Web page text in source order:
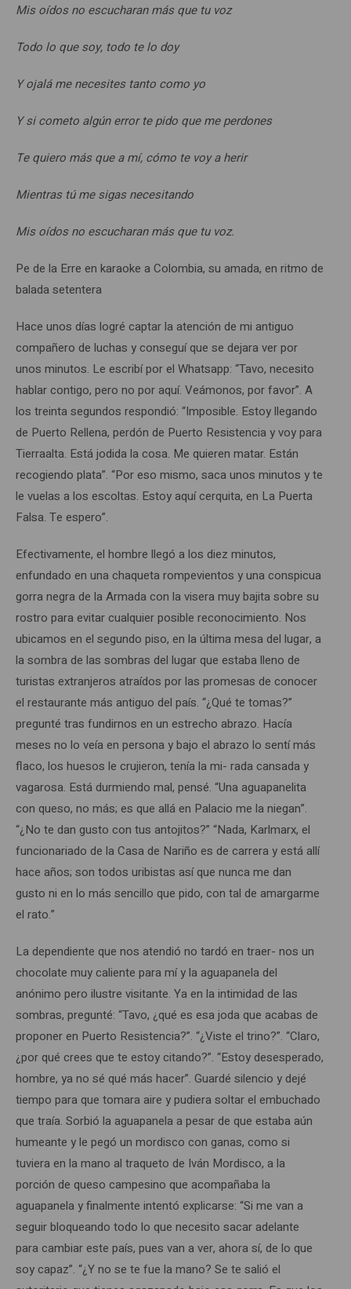
Mis oídos no escucharan más que tu voz
Todo lo que soy, todo te lo doy
Y ojalá me necesites tanto como yo
Y si cometo algún error te pido que me perdones
Te quiero más que a mí, cómo te voy a herir
Mientras tú me sigas necesitando
Mis oídos no escucharan más que tu voz.
Pe de la Erre en karaoke a Colombia, su amada, en ritmo de
balada setentera
Hace unos días logré captar la atención de mi antiguo
compañero de luchas y conseguí que se dejara ver por
unos minutos. Le escribí por el Whatsapp: “Tavo, necesito
hablar contigo, pero no por aquí. Veámonos, por favor”. A
los treinta segundos respondió: “Imposible. Estoy llegando
de Puerto Rellena, perdón de Puerto Resistencia y voy para
Tierraalta. Está jodida la cosa. Me quieren matar. Están
recogiendo plata”. “Por eso mismo, saca unos minutos y te
le vuelas a los escoltas. Estoy aquí cerquita, en La Puerta
Falsa. Te espero”.
Efectivamente, el hombre llegó a los diez minutos,
enfundado en una chaqueta rompevientos y una conspicua
gorra negra de la Armada con la visera muy bajita sobre su
rostro para evitar cualquier posible reconocimiento. Nos
ubicamos en el segundo piso, en la última mesa del lugar, a
la sombra de las sombras del lugar que estaba lleno de
turistas extranjeros atraídos por las promesas de conocer
el restaurante más antiguo del país. “¿Qué te tomas?”
pregunté tras fundirnos en un estrecho abrazo. Hacía
meses no lo veía en persona y bajo el abrazo lo sentí más
flaco, los huesos le crujieron, tenía la mi- rada cansada y
vagarosa. Está durmiendo mal, pensé. “Una aguapanelita
con queso, no más; es que allá en Palacio me la niegan”.
“¿No te dan gusto con tus antojitos?” “Nada, Karlmarx, el
funcionariado de la Casa de Nariño es de carrera y está allí
hace años; son todos uribistas así que nunca me dan
gusto ni en lo más sencillo que pido, con tal de amargarme
el rato.”
La dependiente que nos atendió no tardó en traer- nos un
chocolate muy caliente para mí y la aguapanela del
anónimo pero ilustre visitante. Ya en la intimidad de las
sombras, pregunté: “Tavo, ¿qué es esa joda que acabas de
proponer en Puerto Resistencia?”. “¿Viste el trino?”. “Claro,
¿por qué crees que te estoy citando?”. “Estoy desesperado,
hombre, ya no sé qué más hacer”. Guardé silencio y dejé
tiempo para que tomara aire y pudiera soltar el embuchado
que traía. Sorbió la aguapanela a pesar de que estaba aún
humeante y le pegó un mordisco con ganas, como si
tuviera en la mano al traqueto de Iván Mordisco, a la
porción de queso campesino que acompañaba la
aguapanela y finalmente intentó explicarse: “Si me van a
seguir bloqueando todo lo que necesito sacar adelante
para cambiar este país, pues van a ver, ahora sí, de lo que
soy capaz”. “¿Y no se te fue la mano? Se te salió el